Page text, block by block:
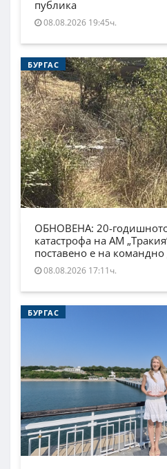
публика
08.08.2026 19:45ч.
БУРГАС
ОБНОВЕНА: 20-
катастрофа на АМ
поставено е на
08.08.2026 17:11ч.
БУРГАС